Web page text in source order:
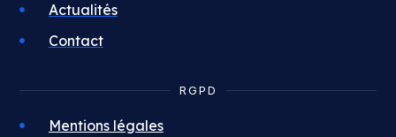
Actualités
Contact
RGPD
Mentions légales